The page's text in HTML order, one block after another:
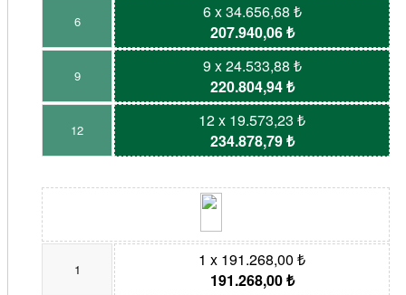
6
6 x 34.656,68 ₺
207.940,06 ₺
9
9 x 24.533,88 ₺
220.804,94 ₺
12
12 x 19.573,23 ₺
234.878,79 ₺
1
1 x 191.268,00 ₺
191.268,00 ₺